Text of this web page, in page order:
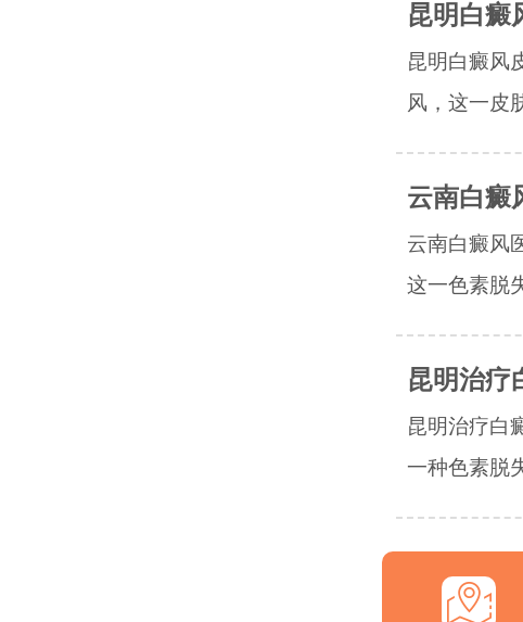
昆明白癜
昆明白癜风
风，这一皮
云南白癜
云南白癜风
这一色素脱
昆明治疗
昆明治疗白
一种色素脱